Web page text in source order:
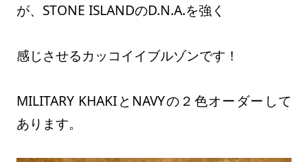
が、STONE ISLANDのD.N.A.を強く
感じさせるカッコイイブルゾンです！
MILITARY KHAKIとNAVYの２色オーダーして
あります。